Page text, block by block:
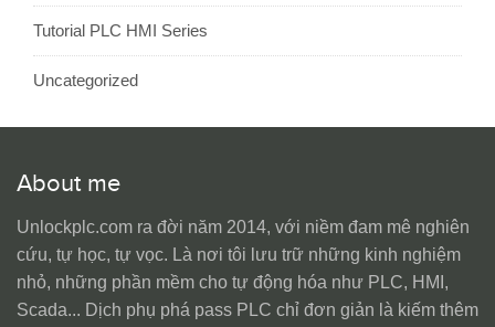
Tutorial PLC HMI Series
Uncategorized
About me
Unlockplc.com ra đời năm 2014, với niềm đam mê nghiên
cứu, tự học, tự vọc. Là nơi tôi lưu trữ những kinh nghiệm
nhỏ, những phần mềm cho tự động hóa như PLC, HMI,
Scada... Dịch phụ phá pass PLC chỉ đơn giản là kiếm thêm